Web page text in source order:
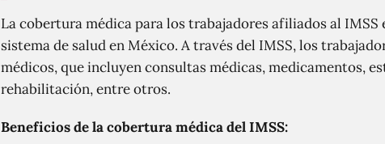
La cobertura médica para los trabajadores afiliados al
sistema de salud en México. A través del IMSS, los
médicos, que incluyen consultas médicas, medicamentos,
rehabilitación, entre otros.
Beneficios de la cobertura médica del IMSS: